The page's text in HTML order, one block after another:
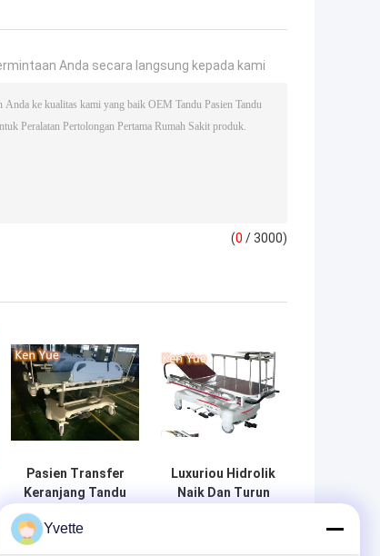
Anda secara langsung kepada kami
(0 / 3000)
Pasien Transfer
Keranjang Tandu
Tandu Darurat
Rumah Sakit
Luxuriou Hidrolik
Naik Dan Turun
Yvette